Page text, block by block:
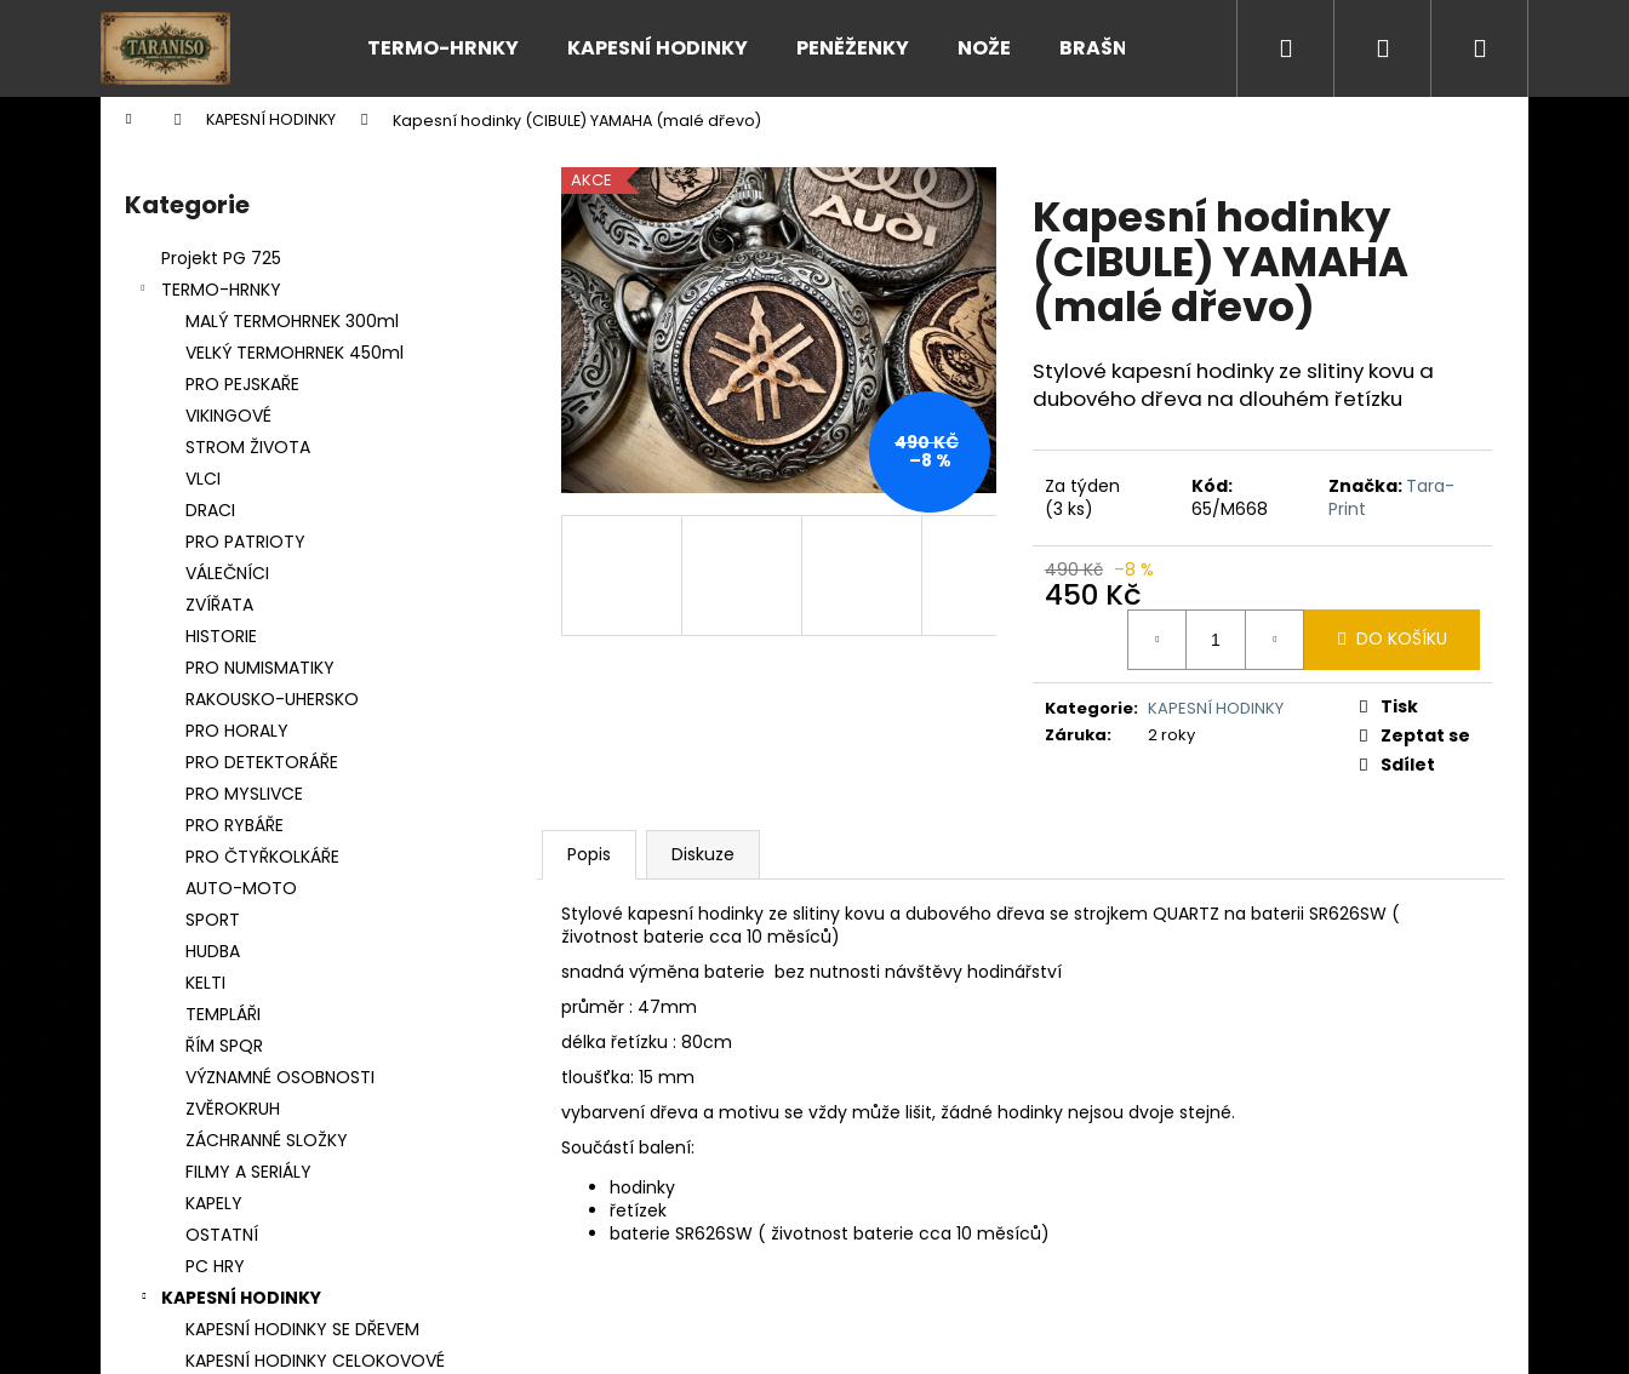
TERMO-HRNKY KAPESNÍ HODINKY PENĚŽENKY NOŽE BRAŠNY Přihlášení
Domů KAPESNÍ HODINKY Kapesní hodinky (CIBULE) YAMAHA (malé dřevo)
Přeskočit
kategorie
Kategorie
Projekt PG 725
TERMO-HRNKY
MALÝ TERMOHRNEK 300ml
VELKÝ TERMOHRNEK 450ml
PRO PEJSKAŘE
VIKINGOVÉ
STROM ŽIVOTA
VLCI
DRACI
PRO PATRIOTY
VÁLEČNÍCI
ZVÍŘATA
HISTORIE
PRO NUMISMATIKY
RAKOUSKO-UHERSKO
PRO HORALY
PRO DETEKTORÁŘE
PRO MYSLIVCE
PRO RYBÁŘE
PRO ČTYŘKOLKÁŘE
AUTO-MOTO
SPORT
HUDBA
KELTI
TEMPLÁŘI
ŘÍM SPQR
VÝZNAMNÉ OSOBNOSTI
ZVĚROKRUH
ZÁCHRANNÉ SLOŽKY
FILMY A SERIÁLY
KAPELY
OSTATNÍ
PC HRY
KAPESNÍ HODINKY
KAPESNÍ HODINKY SE DŘEVEM
KAPESNÍ HODINKY CELOKOVOVÉ
Kapesní hodinky
(CIBULE) YAMAHA
(malé dřevo)
Stylové kapesní hodinky ze slitiny kovu a
dubového dřeva na dlouhém řetízku
Za týden
(3 ks)
Kód:
65/M668
Značka: Tara-
Print
490 Kč –8 %
450 Kč
DO KOŠÍKU
Kategorie: KAPESNÍ HODINKY
Záruka: 2 roky
Tisk
Zeptat se
Sdílet
AKCE
490 KČ
–8 %
Popis Diskuze
Stylové kapesní hodinky ze slitiny kovu a dubového dřeva se strojkem QUARTZ na baterii SR626SW (
životnost baterie cca 10 měsíců)
snadná výměna baterie bez nutnosti návštěvy hodinářství
průměr : 47mm
délka řetízku : 80cm
tloušťka: 15 mm
vybarvení dřeva a motivu se vždy může lišit, žádné hodinky nejsou dvoje stejné.
Součástí balení:
hodinky
řetízek
baterie SR626SW ( životnost baterie cca 10 měsíců)
í
Zpět
do
Zpět
do
Co potřebujete najít?
HLEDAT
Doporučujeme
Následující
BAMBUSOVÝ TERMOHRNEK 450ML
ČESKÝ LEV
590 Kč
KAPESNÍ HODINKY (CIBULE) ČESKÝ LEV II
490 Kč